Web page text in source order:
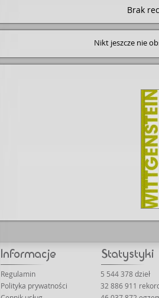
Brak
Nikt jeszcze nie
Regulamin
Polityka prywatności
5 544 378 dzieł
32 886 911